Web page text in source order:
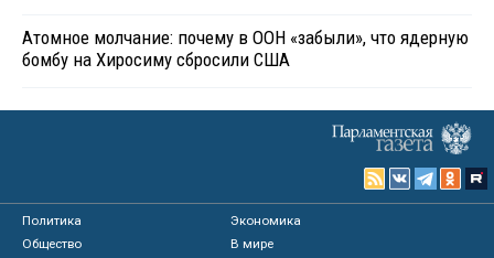
Атомное молчание: почему в ООН «забыли», что ядерную
бомбу на Хиросиму сбросили США
Политика
Экономика
Общество
В мире